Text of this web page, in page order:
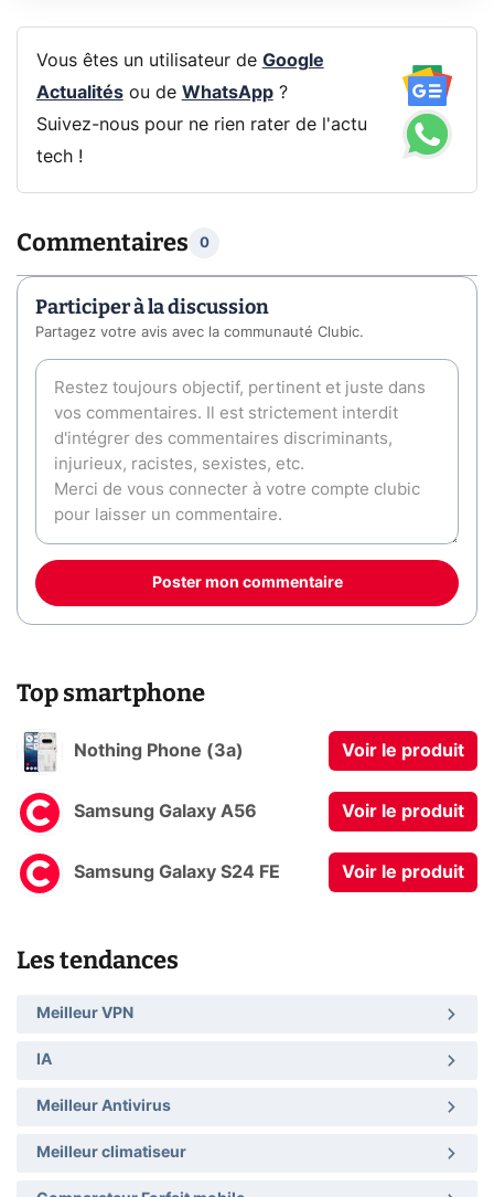
Vous êtes un utilisateur de Google
Actualitésou de WhatsApp?
Suivez-nous pour ne rien rater de l'actu
tech !
Commentaires 0
Participer à la discussion
Partagez votre avis avec la communauté Clubic.
Poster mon commentaire
Top smartphone
Nothing Phone (3a) Voir le produit
Samsung Galaxy A56 Voir le produit
Samsung Galaxy S24 FE Voir le produit
Les tendances
Meilleur VPN
IA
Meilleur Antivirus
Meilleur climatiseur